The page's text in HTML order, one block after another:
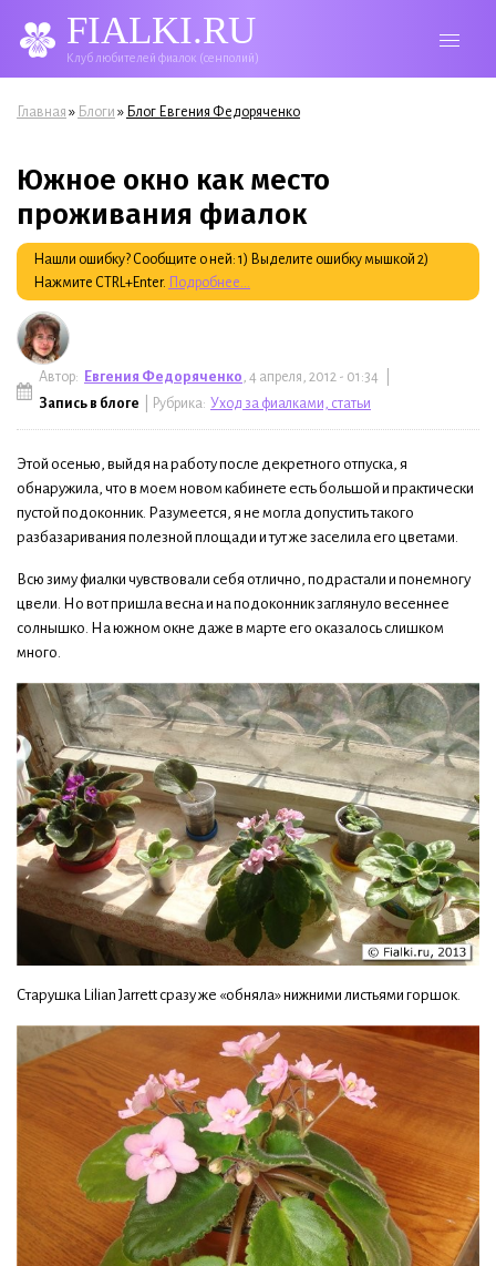
FIALKI.RU
Клуб любителей фиалок (сенполий)
Вы здесь
Главная » Блоги » Блог Евгения Федоряченко
Южное окно как место
проживания фиалок
Нашли ошибку? Сообщите о ней: 1) Выделите ошибку мышкой 2)
Нажмите CTRL+Enter. Подробнее...
Автор: Евгения Федоряченко, 4 апреля, 2012 - 01:34 |
Запись в блоге | Рубрика: Уход за фиалками, статьи
Этой осенью, выйдя на работу после декретного отпуска, я
обнаружила, что в моем новом кабинете есть большой и практически
пустой подоконник. Разумеется, я не могла допустить такого
разбазаривания полезной площади и тут же заселила его цветами.
Всю зиму фиалки чувствовали себя отлично, подрастали и понемногу
цвели. Но вот пришла весна и на подоконник заглянуло весеннее
солнышко. На южном окне даже в марте его оказалось слишком
много.
Старушка Lilian Jarrett сразу же «обняла» нижними листьями горшок.